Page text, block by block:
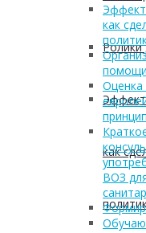
Ролики
как
как
Оценка
ВОЗ